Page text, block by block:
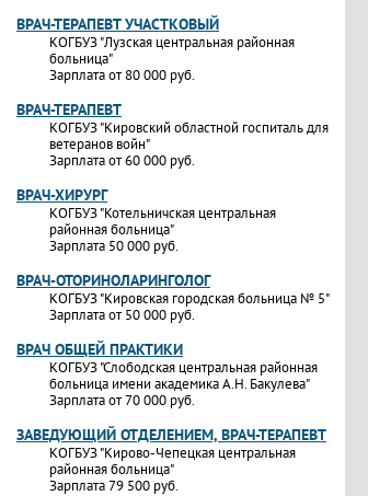
ВРАЧ-ТЕРАПЕВТ УЧАСТКОВЫЙ
КОГБУЗ "Лузская центральная районная
больница"
Зарплата от 80 000 руб.
ВРАЧ-ТЕРАПЕВТ
КОГБУЗ "Кировский областной госпиталь для
ветеранов войн"
Зарплата от 60 000 руб.
ВРАЧ-ХИРУРГ
КОГБУЗ "Котельничская центральная
районная больница"
Зарплата 50 000 руб.
ВРАЧ-ОТОРИНОЛАРИНГОЛОГ
КОГБУЗ "Кировская городская больница № 5"
Зарплата от 50 000 руб.
ВРАЧ ОБЩЕЙ ПРАКТИКИ
КОГБУЗ "Слободская центральная районная
больница имени академика А.Н. Бакулева"
Зарплата от 70 000 руб.
ЗАВЕДУЮЩИЙ ОТДЕЛЕНИЕМ, ВРАЧ-ТЕРАПЕВТ
КОГБУЗ "Кирово-Чепецкая центральная
районная больница"
Зарплата 79 500 руб.